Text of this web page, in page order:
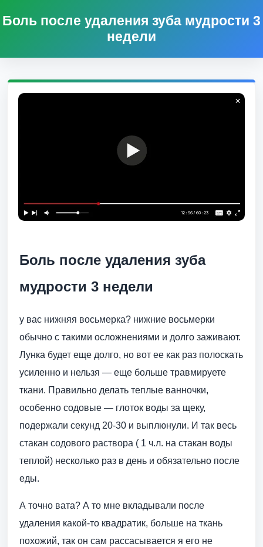
Боль после удаления зуба мудрости 3
недели
Боль после удаления зуба
мудрости 3 недели
у вас нижняя восьмерка? нижние восьмерки
обычно с такими осложнениями и долго заживают.
Лунка будет еще долго, но вот ее как раз полоскать
усиленно и нельзя — еще больше травмируете
ткани. Правильно делать теплые ванночки,
особенно содовые — глоток воды за щеку,
подержали секунд 20-30 и выплюнули. И так весь
стакан содового раствора ( 1 ч.л. на стакан воды
теплой) несколько раз в день и обязательно после
еды.
А точно вата? А то мне вкладывали после
удаления какой-то квадратик, больше на ткань
похожий, так он сам рассасывается я его не